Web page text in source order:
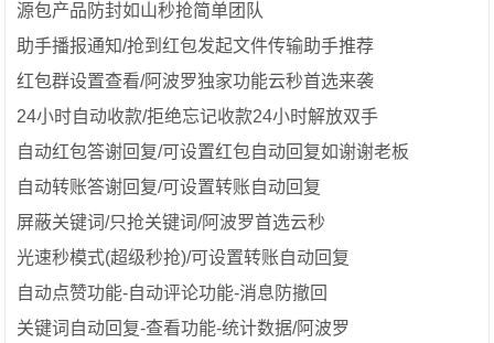
源包产品防封如山秒抢简单团队
助手播报通知/抢到红包发起文件传输助手推荐
红包群设置查看/阿波罗独家功能云秒首选来袭
24小时自动收款/拒绝忘记收款24小时解放双手
自动红包答谢回复/可设置红包自动回复如谢谢老板
自动转账答谢回复/可设置转账自动回复
屏蔽关键词/只抢关键词/阿波罗首选云秒
光速秒模式(超级秒抢)/可设置转账自动回复
自动点赞功能-自动评论功能-消息防撤回
关键词自动回复-查看功能-统计数据/阿波罗